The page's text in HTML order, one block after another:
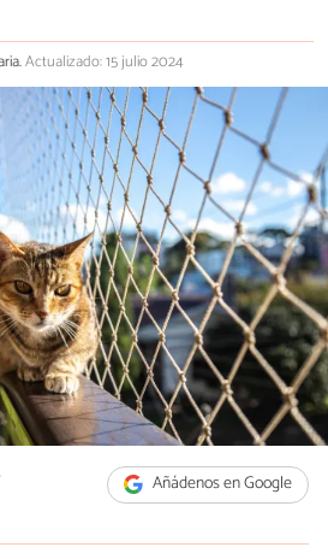
Actualizado: 15 julio 2024
Añádenos en Google